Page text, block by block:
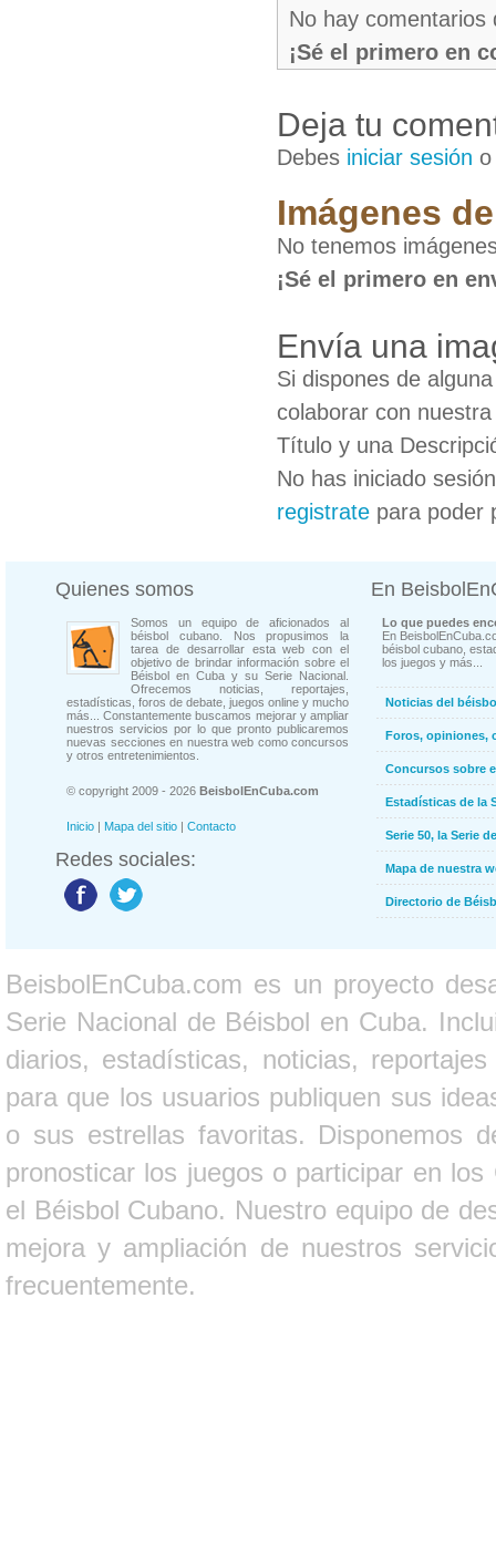
No hay comentarios
¡Sé el primero en
Deja tu
Debes iniciar sesión
Imágenes
No tenemos
¡Sé el primero en
Envía una
Si dispones de
colaborar con
Título y una
No has iniciado
registrate para poder
Quienes somos
Somos un equipo de aficionados al
béisbol cubano. Nos propusimos la
tarea de desarrollar esta web con el
objetivo de brindar información sobre el
Béisbol en Cuba y su Serie Nacional.
Ofrecemos noticias, reportajes,
estadísticas, foros de debate, juegos online y mucho
más... Constantemente buscamos mejorar y ampliar
nuestros servicios por lo que pronto publicaremos
nuevas secciones en nuestra web como concursos
y otros entretenimientos.
© copyright 2009 - 2026 BeisbolEnCuba.com
Inicio | Mapa del sitio | Contacto
Redes sociales:
En
Lo que puedes
En
béisbol cubano,
los juegos y más...
Noticias del
Foros, opiniones,
Concursos sobre
Estadísticas de la
Serie 50, la Serie
Mapa de nuestra
Directorio de
BeisbolEnCuba.com es un proyecto
Serie Nacional de Béisbol en Cuba.
diarios, estadísticas, noticias,
para que los usuarios publiquen sus
o sus estrellas favoritas. Disponemos
pronosticar los juegos o participar en
el Béisbol Cubano. Nuestro equipo de
mejora y ampliación de nuestros
frecuentemente.